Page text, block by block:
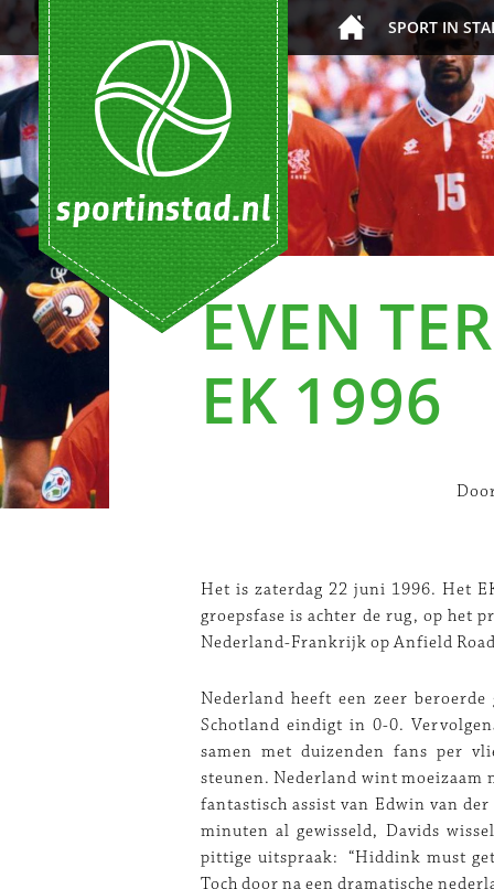
SPORT IN
EVEN
EK 1996
Het is zaterdag 22 juni 1996. Het
groepsfase is achter de rug, op het
Nederland-Frankrijk op Anfield
Nederland heeft een zeer
Schotland eindigt in 0-0.
samen met duizenden fans per
steunen. Nederland wint moeizaam
fantastisch assist van Edwin van
minuten al gewisseld, Davids
pittige uitspraak: “Hiddink must
Toch door na een dramatische